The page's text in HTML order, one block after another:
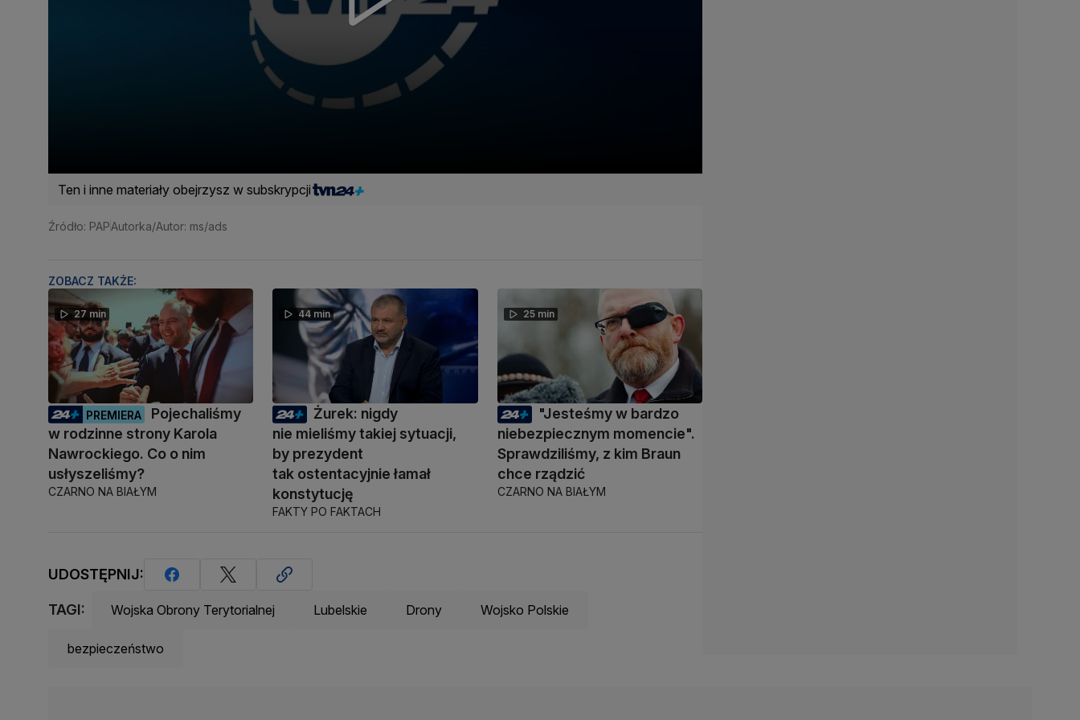
Ten i inne materiały obejrzysz w subskrypcji
Źródło: PAPAutorka/Autor: ms/ads
ZOBACZ TAKŻE:
27 min
PREMIERA
Pojechaliśmy
w rodzinne strony Karola
Nawrockiego. Co o nim
usłyszeliśmy?
CZARNO NA BIAŁYM
44 min
Żurek: nigdy
nie mieliśmy takiej sytuacji,
by prezydent
tak ostentacyjnie łamał
konstytucję
FAKTY PO FAKTACH
25 min
"Jesteśmy w bardzo
niebezpiecznym momencie".
Sprawdziliśmy, z kim Braun
chce rządzić
CZARNO NA BIAŁYM
UDOSTĘPNIJ:
TAGI: Wojska Obrony Terytorialnej Lubelskie Drony Wojsko Polskie
bezpieczeństwo